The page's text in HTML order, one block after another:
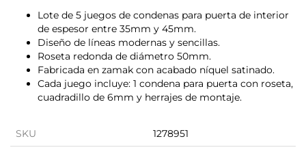
Lote de 5 juegos de condenas para puerta de interior
de espesor entre 35mm y 45mm.
Diseño de líneas modernas y sencillas.
Roseta redonda de diámetro 50mm.
Fabricada en zamak con acabado níquel satinado.
Cada juego incluye: 1 condena para puerta con roseta,
cuadradillo de 6mm y herrajes de montaje.
SKU 1278951